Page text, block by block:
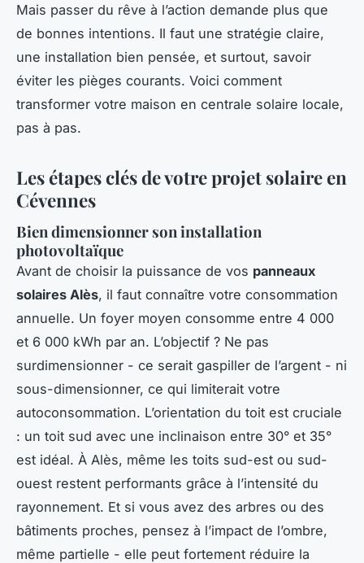
Mais passer du rêve à l’action demande plus que
de bonnes intentions. Il faut une stratégie claire,
une installation bien pensée, et surtout, savoir
éviter les pièges courants. Voici comment
transformer votre maison en centrale solaire locale,
pas à pas.
Les étapes clés de votre projet solaire en
Cévennes
Bien dimensionner son installation
photovoltaïque
Avant de choisir la puissance de vos panneaux
solaires Alès, il faut connaître votre consommation
annuelle. Un foyer moyen consomme entre 4 000
et 6 000 kWh par an. L’objectif ? Ne pas
surdimensionner - ce serait gaspiller de l’argent - ni
sous-dimensionner, ce qui limiterait votre
autoconsommation. L’orientation du toit est cruciale
: un toit sud avec une inclinaison entre 30° et 35°
est idéal. À Alès, même les toits sud-est ou sud-
ouest restent performants grâce à l’intensité du
rayonnement. Et si vous avez des arbres ou des
bâtiments proches, pensez à l’impact de l’ombre,
même partielle - elle peut fortement réduire la